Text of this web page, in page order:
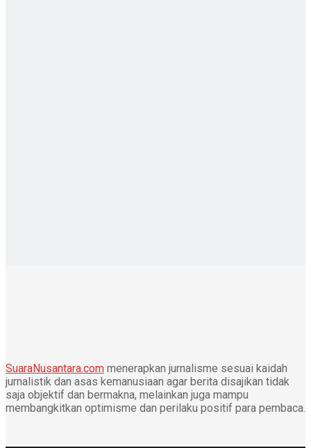
SuaraNusantara.com menerapkan jurnalisme sesuai kaidah
jurnalistik dan asas kemanusiaan agar berita disajikan tidak
saja objektif dan bermakna, melainkan juga mampu
membangkitkan optimisme dan perilaku positif para pembaca.